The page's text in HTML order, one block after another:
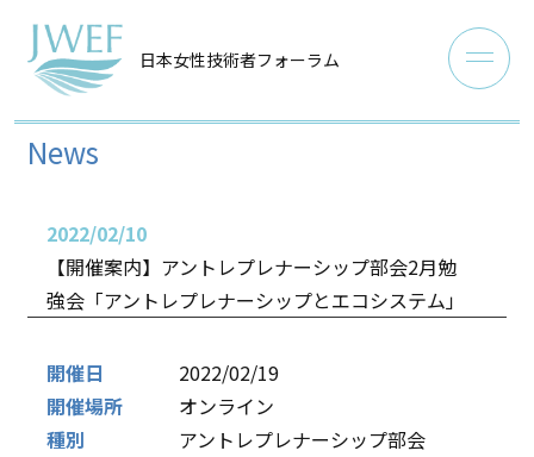
日本女性技術者フォーラム
News
2022/02/10
【開催案内】アントレプレナーシップ部会2月勉
強会「アントレプレナーシップとエコシステム」
開催日
2022/02/19
開催場所
オンライン
種別
アントレプレナーシップ部会